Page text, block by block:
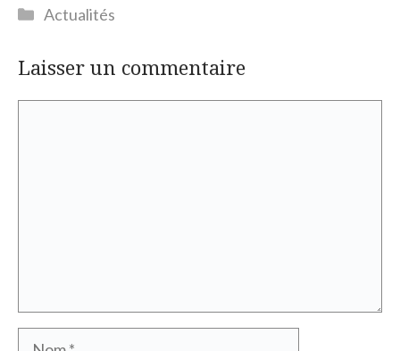
Catégories
Actualités
Laisser un commentaire
Nom